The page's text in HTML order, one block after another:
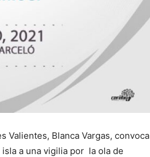
Blanca Vargas, convoca
a una vigilia por la ola de